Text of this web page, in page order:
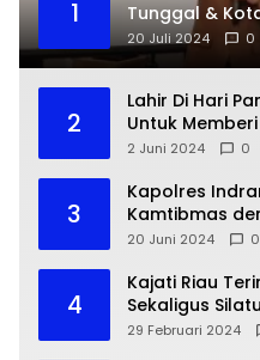
1
Tunggal &
20 Juli 2024 0
2
Lahir Di Hari
Untuk
Bagi
2 Juni 2024 0
3
Kapolres
Kamtibmas
20 Juni 2024 0
4
Kajati Riau
Sekaligus
Bank Indonesia
29 Februari 2024